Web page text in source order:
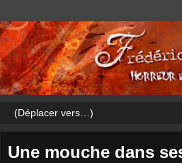
Une mouche dans